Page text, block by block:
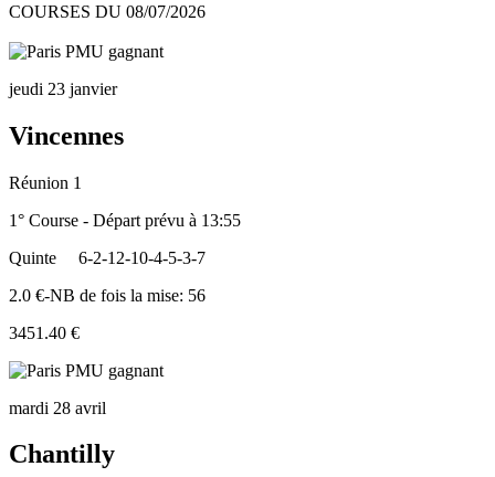
COURSES DU 08/07/2026
jeudi 23 janvier
Vincennes
Réunion 1
1° Course - Départ prévu à 13:55
Quinte
6-2-12-10-4-5-3-7
2.0 €-NB de fois la mise: 56
3451.40 €
mardi 28 avril
Chantilly